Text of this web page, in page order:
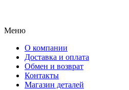
Меню
О компании
Доставка и оплата
Обмен и возврат
Контакты
Магазин деталей